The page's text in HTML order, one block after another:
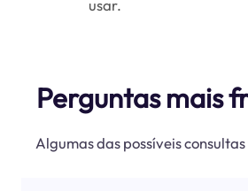
usar.
Perguntas mais
Algumas das possíveis